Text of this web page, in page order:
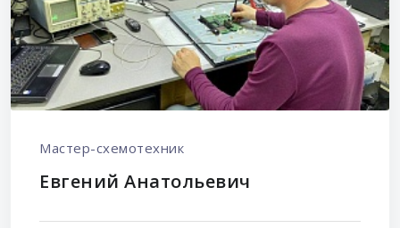
Мастер-схемотехник
Евгений Анатольевич